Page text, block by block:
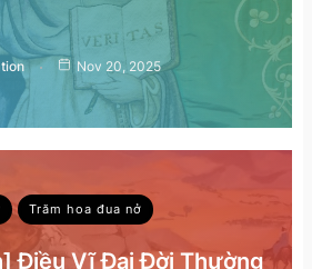
Nov 20, 2025
Trăm hoa đua nở
Điều Vĩ Đại Đời Thường